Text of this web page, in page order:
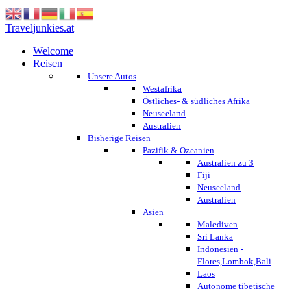
Traveljunkies.at
Welcome
Reisen
Unsere Autos
Westafrika
Östliches- & südliches Afrika
Neuseeland
Australien
Bisherige Reisen
Pazifik & Ozeanien
Australien zu 3
Fiji
Neuseeland
Australien
Asien
Malediven
Sri Lanka
Indonesien -
Flores,Lombok,Bali
Laos
Autonome tibetische